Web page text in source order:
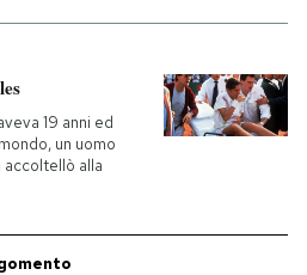
Europa
Mondiali calcio 2026
19 anni ed
un uomo
accoltellò alla